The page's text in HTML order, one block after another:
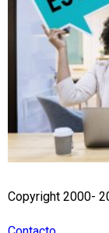
Copyright 2000-